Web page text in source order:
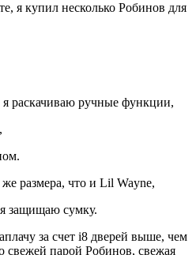
я купил несколько Робинов для
раскачиваю ручные функции,
размера, что и Lil Wayne,
защищаю сумку.
за счет i8 дверей выше, чем
свежей парой Робинов, свежая